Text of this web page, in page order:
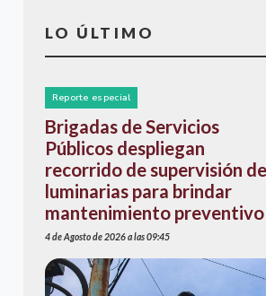
LO ÚLTIMO
Reporte especial
Brigadas de Servicios
Públicos despliegan
recorrido de supervisión de
luminarias para brindar
mantenimiento preventivo
4 de Agosto de 2026 a las 09:45